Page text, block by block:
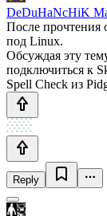
DeDuHaNcHiK
После прочтения
под Linux.
Обсуждая эту
подключиться к
Spell Check из
Reply